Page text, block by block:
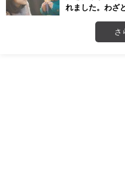
れました。わざ
さ